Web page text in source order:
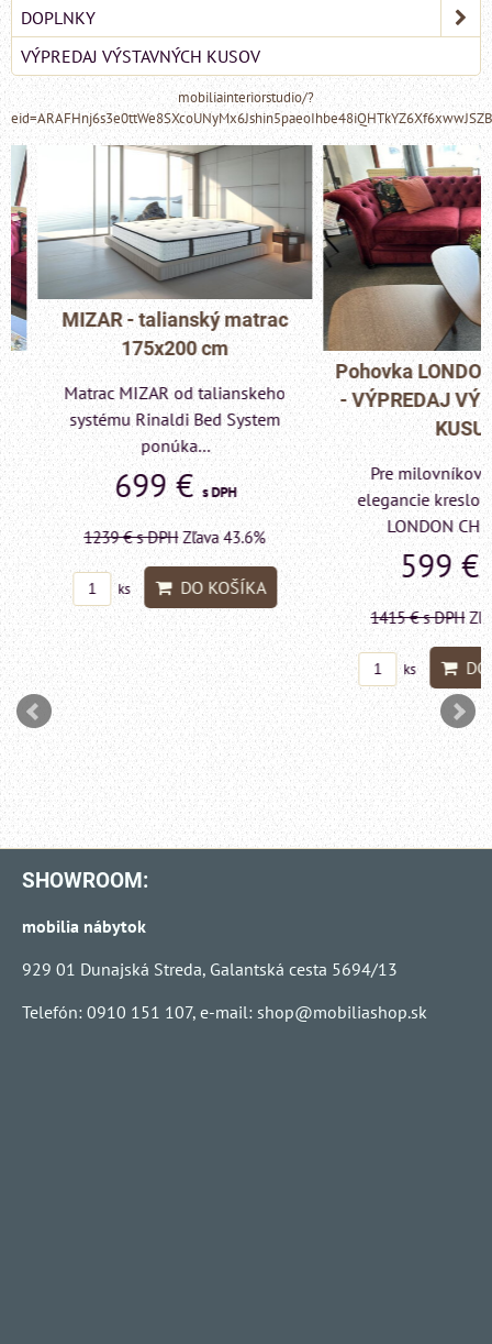
DOPLNKY
VÝPREDAJ VÝSTAVNÝCH KUSOV
mobiliainteriorstudio/?
MIZAR - talianský matrac
175x200 cm
Matrac MIZAR od talianskeho
systému Rinaldi Bed System
ponúka...
699 €s DPH
1239 €s DPH Zľava 43.6%
ks DO KOŠÍKA
Pohovka LONDON
- VÝPREDAJ
KUSU
Pre milovníkov
elegancie kreslo a
LONDON
599 €s
1415 €s DPH Zľava
ks DO
SHOWROOM:
mobilia nábytok
929 01 Dunajská Streda, Galantská cesta 5694/13
Telefón: 0910 151 107, e-mail: shop@mobiliashop.sk